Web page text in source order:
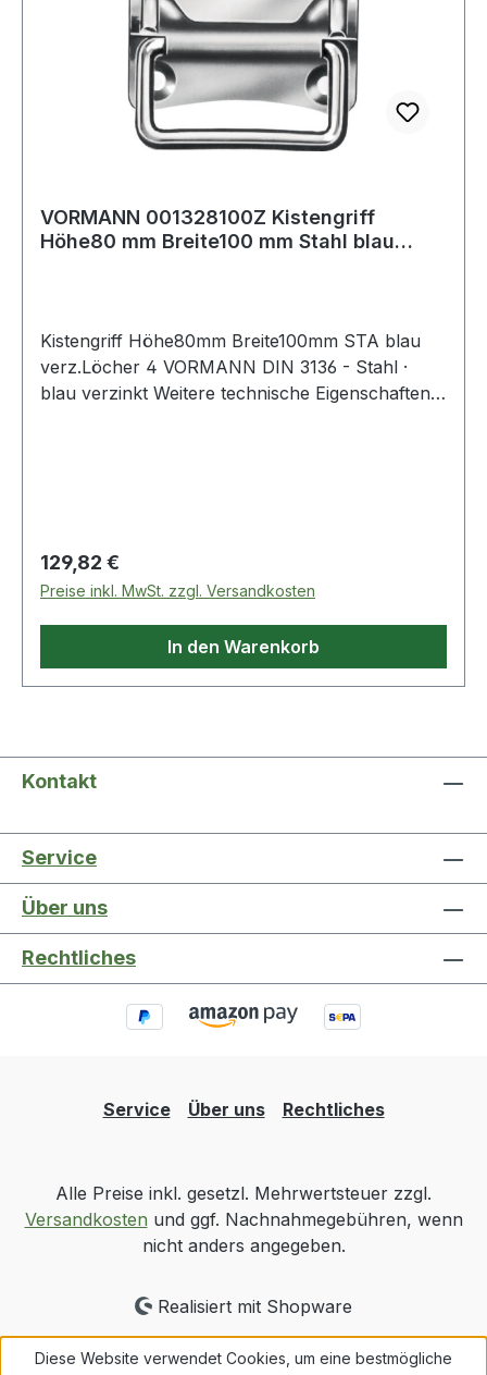
VORMANN 001328100Z Kistengriff
Höhe80 mm Breite100 mm Stahl blau
Kistengriff Höhe80mm Breite100mm STA blau
verz.Löcher 4 VORMANN DIN 3136 - Stahl ·
blau verzinkt Weitere technische Eigenschaften: ·
Regulärer Preis:
129,82 €
Preise inkl. MwSt. zzgl. Versandkosten
In den Warenkorb
Kontakt
Service
Über uns
Rechtliches
Service Über uns Rechtliches
Alle Preise inkl. gesetzl. Mehrwertsteuer zzgl.
Versandkosten und ggf. Nachnahmegebühren, wenn
nicht anders angegeben.
Realisiert mit Shopware
Diese Website verwendet Cookies, um eine bestmögliche